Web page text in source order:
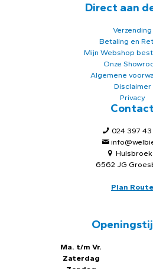
Direct aan
Verzending
Betaling en
Mijn Webshop
Onze
Algemene
Disclaimer
Privacy
Contact
024 397 43
Hulsbroek
6562 JG
Plan Route
Ma. t/m Vr.
Zaterdag